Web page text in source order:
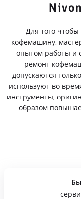
Для того
кофемашину,
опытом работы и
ремонт
допускаются
используют во
инструменты,
образом